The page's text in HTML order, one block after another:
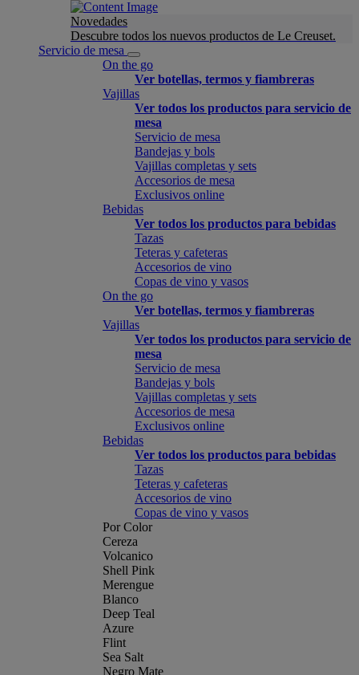
Novedades
Descubre todos los nuevos productos de Le Creuset.
Servicio de mesa
On the go
Ver botellas, termos y fiambreras
Vajillas
Ver todos los productos para servicio de
mesa
Servicio de mesa
Bandejas y bols
Vajillas completas y sets
Accesorios de mesa
Exclusivos online
Bebidas
Ver todos los productos para bebidas
Tazas
Teteras y cafeteras
Accesorios de vino
Copas de vino y vasos
On the go
Ver botellas, termos y fiambreras
Vajillas
Ver todos los productos para servicio de
mesa
Servicio de mesa
Bandejas y bols
Vajillas completas y sets
Accesorios de mesa
Exclusivos online
Bebidas
Ver todos los productos para bebidas
Tazas
Teteras y cafeteras
Accesorios de vino
Copas de vino y vasos
Por Color
Cereza
Volcanico
Shell Pink
Merengue
Blanco
Deep Teal
Azure
Flint
Sea Salt
Negro Mate